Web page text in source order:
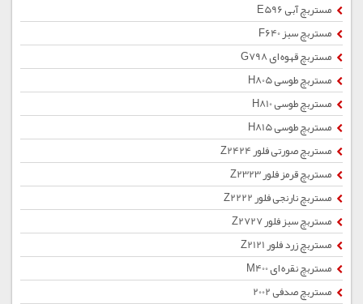
مستربچ آبی E596
مستربچ سبز F640
مستربچ قهوه ای G798
مستربچ طوسی H805
مستربچ طوسی H810
مستربچ طوسی H815
مستربچ صورتی فلور Z2424
مستربچ قرمز فلور Z2323
مستربچ نارنجی فلور Z2222
مستربچ سبز فلور Z2727
مستربچ زرد فلور Z2121
مستربچ نقره ای M400
مستربچ صدفی 2002